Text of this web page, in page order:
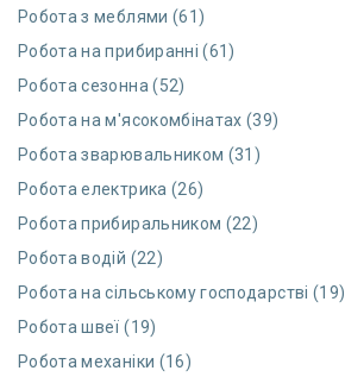
Робота з меблями (61)
Робота на прибиранні (61)
Робота сезонна (52)
Робота на м'ясокомбінатах (39)
Робота зварювальником (31)
Робота електрика (26)
Робота прибиральником (22)
Робота водій (22)
Робота на сільському господарстві (19)
Робота швеї (19)
Робота механіки (16)